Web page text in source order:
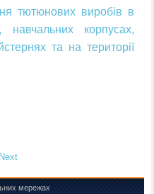
тютюнових виробів в
навчальних корпусах,
та на території
Next
мережах